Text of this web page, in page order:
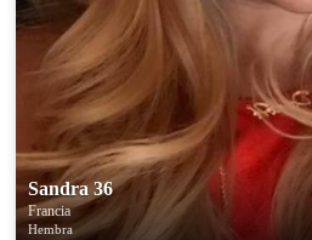
Sandra 36
Francia
Hembra